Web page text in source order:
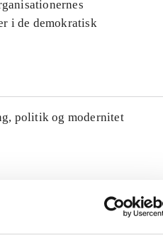
i de demokratisk
politik og modernitet